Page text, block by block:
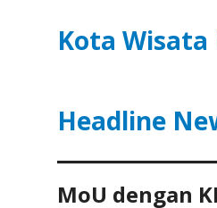
Kota Wisata
Headline
MoU dengan